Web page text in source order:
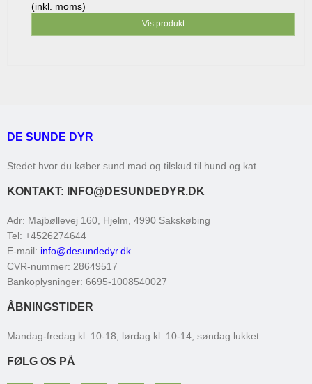
(inkl. moms)
Vis produkt
DE SUNDE DYR
Stedet hvor du køber sund mad og tilskud til hund og kat.
KONTAKT: INFO@DESUNDEDYR.DK
Adr: Majbøllevej 160, Hjelm , 4990 Sakskøbing
Tel: +4526274644
E-mail: info@desundedyr.dk
CVR-nummer: 28649517
Bankoplysninger: 6695-1008540027
ÅBNINGSTIDER
Mandag-fredag kl. 10-18, lørdag kl. 10-14, søndag lukket
FØLG OS PÅ